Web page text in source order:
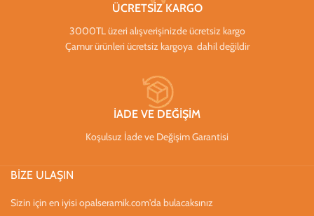
ÜCRETSİZ KARGO
3000TL üzeri alışverişinizde ücretsiz kargo
Çamur ürünleri ücretsiz kargoya dahil değildir
İADE VE DEĞİŞİM
Koşulsuz İade ve Değişim Garantisi
BİZE ULAŞIN
Sizin için en iyisi opalseramik.com'da bulacaksınız